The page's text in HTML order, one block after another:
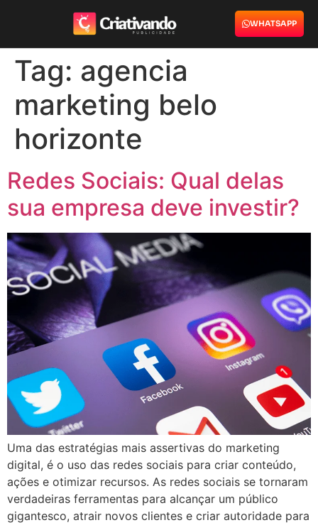
WHATSAPP
Tag: agencia
marketing belo
horizonte
Redes Sociais: Qual delas
sua empresa deve investir?
Uma das estratégias mais assertivas do marketing
digital, é o uso das redes sociais para criar conteúdo,
ações e otimizar recursos. As redes sociais se tornaram
verdadeiras ferramentas para alcançar um público
gigantesco, atrair novos clientes e criar autoridade para